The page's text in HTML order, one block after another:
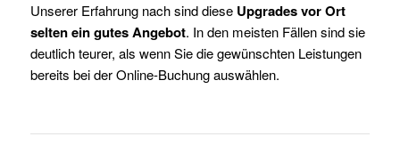
Unserer Erfahrung nach sind diese Upgrades vor Ort
selten ein gutes Angebot. In den meisten Fällen sind sie
deutlich teurer, als wenn Sie die gewünschten Leistungen
bereits bei der Online-Buchung auswählen.